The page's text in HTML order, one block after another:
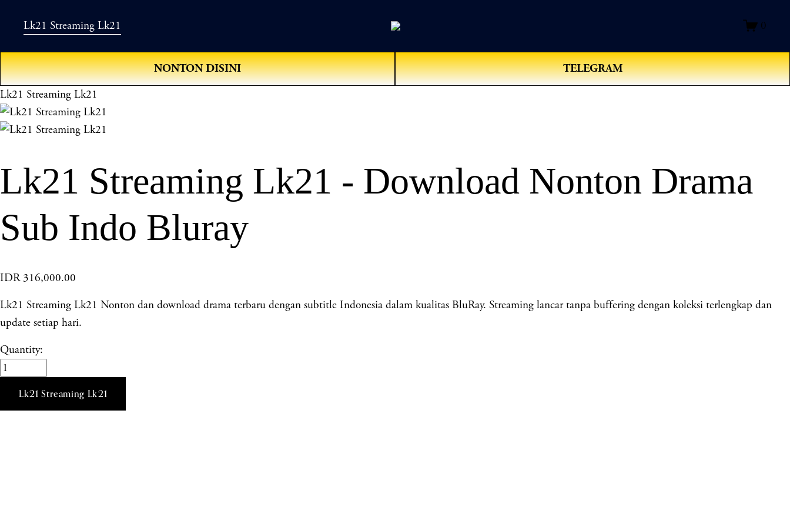
Lk21 Streaming Lk21 0
NONTON DISINI TELEGRAM
Lk21 Streaming Lk21
Lk21 Streaming Lk21 - Download Nonton Drama
Sub Indo Bluray
IDR 316,000.00
Lk21 Streaming Lk21 Nonton dan download drama terbaru dengan subtitle Indonesia dalam kualitas BluRay. Streaming lancar tanpa buffering dengan koleksi terlengkap dan
update setiap hari.
Quantity:
Lk21 Streaming Lk21